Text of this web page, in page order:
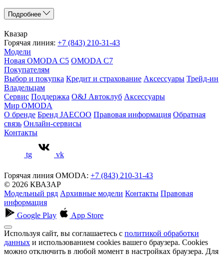
Подробнее
Квазар
Горячая линия: +7 (843) 210-31-43
Модели
Новая OMODA C5 OMODA C7
Покупателям
Выбор и покупка Кредит и страхование Аксессуары Трейд-ин
Владельцам
Сервис Поддержка O&J Автоклуб Аксессуары
Мир OMODA
О бренде Бренд JAECOO Правовая информация Обратная
связь Онлайн-сервисы
Контакты
tg vk
Горячая линия OMODA: +7 (843) 210-31-43
© 2026 КВАЗАР
Модельный ряд Архивные модели Контакты Правовая
информация
Google Play
App Store
Используя сайт, вы соглашаетесь с политикой обработки
данных и использованием cookies вашего браузера. Cookies
можно отключить в любой момент в настройках браузера. Для